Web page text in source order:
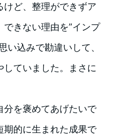
けど、整理ができずア
きない理由を”インプ
い込みで勘違いして、
していました。まさに
分を褒めてあげたいで
期的に生まれた成果で